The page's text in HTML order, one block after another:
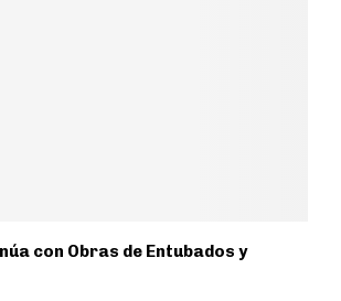
con Obras de Entubados y